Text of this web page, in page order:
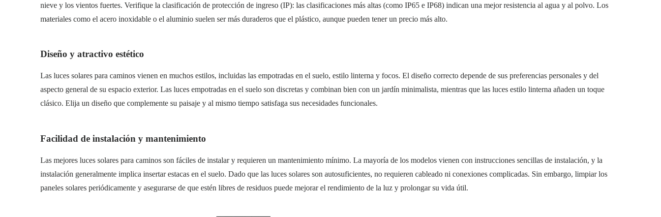
nieve y los vientos fuertes. Verifique la clasificación de protección de ingreso (IP): las clasificaciones más altas (como IP65 e IP68) indican una mejor resistencia al agua y al polvo. Los
materiales como el acero inoxidable o el aluminio suelen ser más duraderos que el plástico, aunque pueden tener un precio más alto.
Diseño y atractivo estético
Las luces solares para caminos vienen en muchos estilos, incluidas las empotradas en el suelo, estilo linterna y focos. El diseño correcto depende de sus preferencias personales y del
aspecto general de su espacio exterior. Las luces empotradas en el suelo son discretas y combinan bien con un jardín minimalista, mientras que las luces estilo linterna añaden un toque
clásico. Elija un diseño que complemente su paisaje y al mismo tiempo satisfaga sus necesidades funcionales.
Facilidad de instalación y mantenimiento
Las mejores luces solares para caminos son fáciles de instalar y requieren un mantenimiento mínimo. La mayoría de los modelos vienen con instrucciones sencillas de instalación, y la
instalación generalmente implica insertar estacas en el suelo. Dado que las luces solares son autosuficientes, no requieren cableado ni conexiones complicadas. Sin embargo, limpiar los
paneles solares periódicamente y asegurarse de que estén libres de residuos puede mejorar el rendimiento de la luz y prolongar su vida útil.